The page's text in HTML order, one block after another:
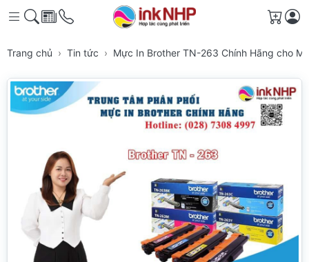
Giỏ
Trang chủ Tin tức Mực In Brother TN-263 Chính Hãng cho